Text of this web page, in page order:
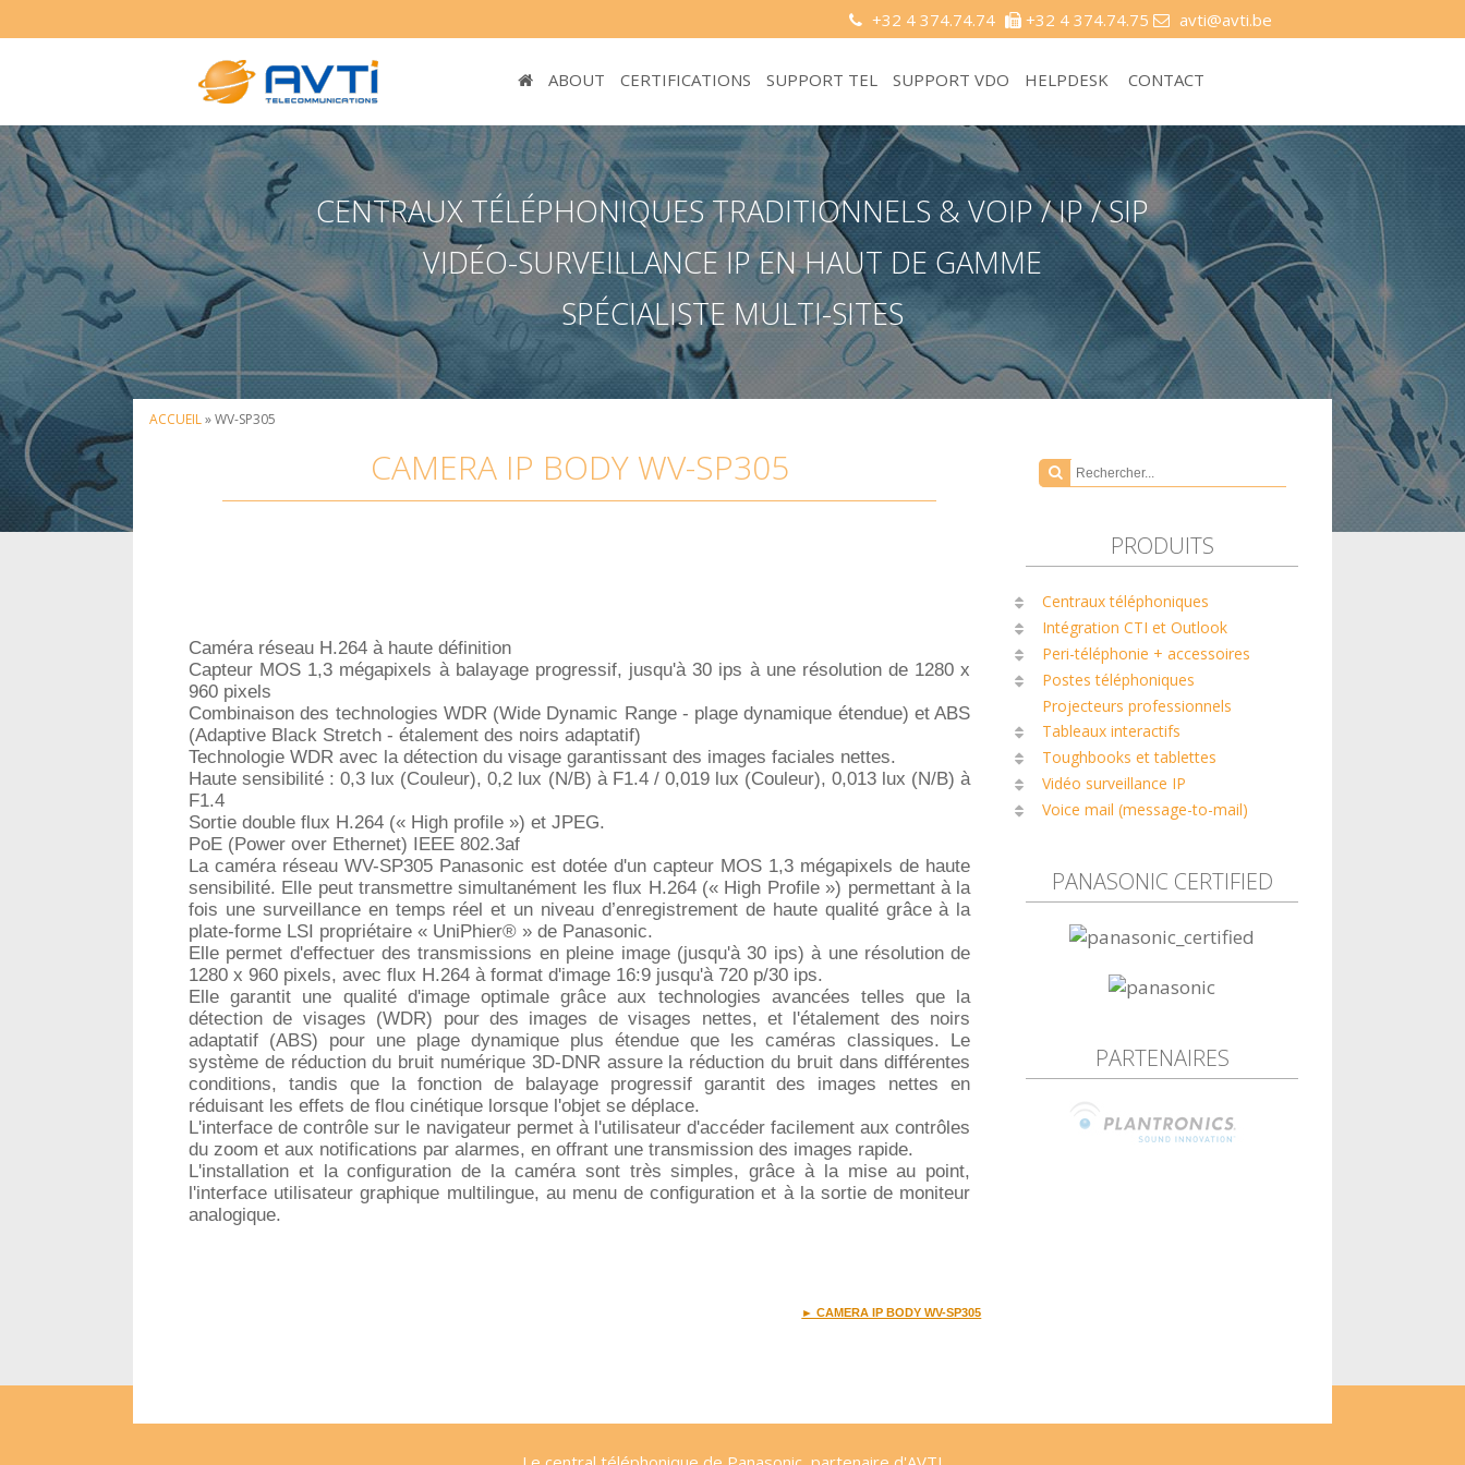
+32 4 374.74.74 +32 4 374.74.75 avti@avti.be
ABOUT CERTIFICATIONS SUPPORT TEL SUPPORT VDO HELPDESK CONTACT
CENTRAUX TÉLÉPHONIQUES TRADITIONNELS & VOIP / IP / SIP
VIDÉO-SURVEILLANCE IP EN HAUT DE GAMME
SPÉCIALISTE MULTI-SITES
ACCUEIL» WV-SP305
CAMERA IP BODY WV-SP305
Caméra réseau H.264 à haute définition
Capteur MOS 1,3 mégapixels à balayage progressif, jusqu'à 30 ips à une résolution de 1280 x
960 pixels
Combinaison des technologies WDR (Wide Dynamic Range - plage dynamique étendue) et ABS
(Adaptive Black Stretch - étalement des noirs adaptatif)
Technologie WDR avec la détection du visage garantissant des images faciales nettes.
Haute sensibilité : 0,3 lux (Couleur), 0,2 lux (N/B) à F1.4 / 0,019 lux (Couleur), 0,013 lux (N/B) à
F1.4
Sortie double flux H.264 (« High profile ») et JPEG.
PoE (Power over Ethernet) IEEE 802.3af
La caméra réseau WV-SP305 Panasonic est dotée d'un capteur MOS 1,3 mégapixels de haute
sensibilité. Elle peut transmettre simultanément les flux H.264 (« High Profile ») permettant à la
fois une surveillance en temps réel et un niveau d’enregistrement de haute qualité grâce à la
plate-forme LSI propriétaire « UniPhier® » de Panasonic.
Elle permet d'effectuer des transmissions en pleine image (jusqu'à 30 ips) à une résolution de
1280 x 960 pixels, avec flux H.264 à format d'image 16:9 jusqu'à 720 p/30 ips.
Elle garantit une qualité d'image optimale grâce aux technologies avancées telles que la
détection de visages (WDR) pour des images de visages nettes, et l'étalement des noirs
adaptatif (ABS) pour une plage dynamique plus étendue que les caméras classiques. Le
système de réduction du bruit numérique 3D-DNR assure la réduction du bruit dans différentes
conditions, tandis que la fonction de balayage progressif garantit des images nettes en
réduisant les effets de flou cinétique lorsque l'objet se déplace.
L'interface de contrôle sur le navigateur permet à l'utilisateur d'accéder facilement aux contrôles
du zoom et aux notifications par alarmes, en offrant une transmission des images rapide.
L'installation et la configuration de la caméra sont très simples, grâce à la mise au point,
l'interface utilisateur graphique multilingue, au menu de configuration et à la sortie de moniteur
analogique.
► CAMERA IP BODY WV-SP305
PRODUITS
Centraux téléphoniques
Intégration CTI et Outlook
Peri-téléphonie + accessoires
Postes téléphoniques
Projecteurs professionnels
Tableaux interactifs
Toughbooks et tablettes
Vidéo surveillance IP
Voice mail (message-to-mail)
PANASONIC CERTIFIED
PARTENAIRES